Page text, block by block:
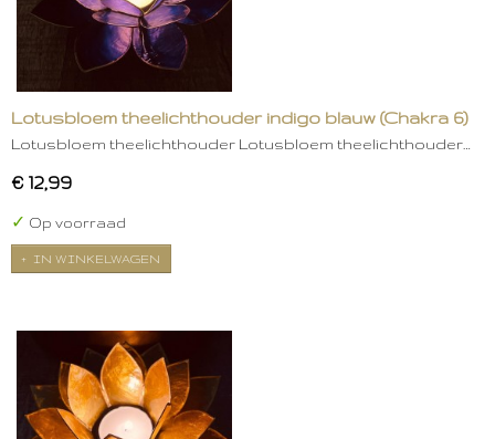
Lotusbloem theelichthouder indigo blauw (Chakra 6)
Lotusbloem theelichthouder Lotusbloem theelichthouder…
€ 12,99
✓ Op voorraad
IN WINKELWAGEN